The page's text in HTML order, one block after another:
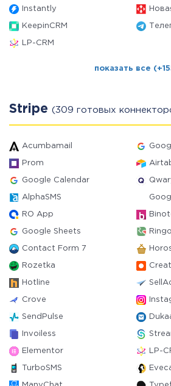
Instantly
KeepinCRM
LP-CRM
показать все
Stripe (309 готовых
Acumbamail
Prom
Google Calendar
AlphaSMS
RO App
Google Sheets
Contact Form 7
Rozetka
Hotline
Crove
SendPulse
Invoiless
Elementor LP-
TurboSMS